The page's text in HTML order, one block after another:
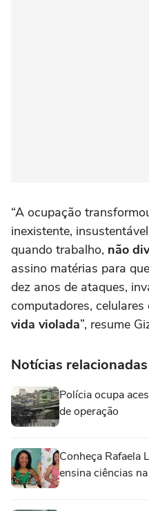
“A ocupação
inexistente,
quando trabalho, não
assino matérias para
dez anos de ataques,
computadores, celulares
vida violada”, resume
Notícias relacionadas
Polícia ocupa
de operação
Conheça Rafaela
ensina ciências